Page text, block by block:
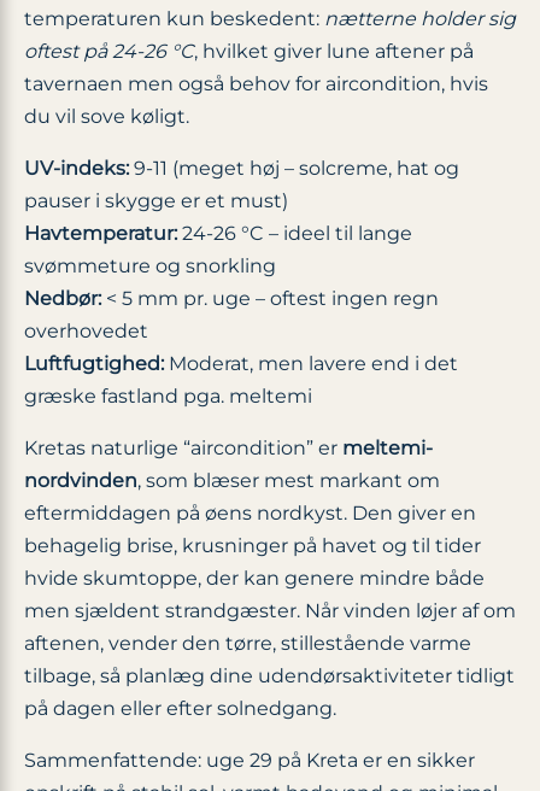
temperaturen kun beskedent: nætterne holder sig
oftest på 24-26 °C, hvilket giver lune aftener på
tavernaen men også behov for aircondition, hvis
du vil sove køligt.
UV-indeks:9-11 (meget høj – solcreme, hat og
pauser i skygge er et must)
Havtemperatur:24-26 °C – ideel til lange
svømmeture og snorkling
Nedbør:< 5 mm pr. uge – oftest ingen regn
overhovedet
Luftfugtighed:Moderat, men lavere end i det
græske fastland pga. meltemi
Kretas naturlige “aircondition” er meltemi-
nordvinden, som blæser mest markant om
eftermiddagen på øens nordkyst. Den giver en
behagelig brise, krusninger på havet og til tider
hvide skumtoppe, der kan genere mindre både
men sjældent strandgæster. Når vinden løjer af om
aftenen, vender den tørre, stillestående varme
tilbage, så planlæg dine udendørsaktiviteter tidligt
på dagen eller efter solnedgang.
Sammenfattende: uge 29 på Kreta er en sikker